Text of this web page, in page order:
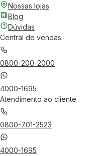
Nossas lojas
Blog
Dúvidas
Central de vendas
0800-200-2000
4000-1695
Atendimento ao cliente
0800-701-2523
4000-1695